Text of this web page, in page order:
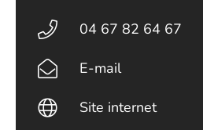
04 67 82 64 67
E-mail
Site internet